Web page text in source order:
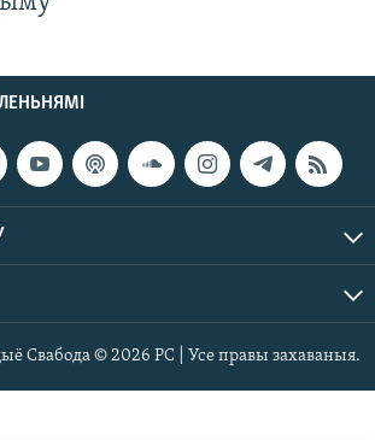
Свабода © 2026 РС | Усе правы захаваныя.